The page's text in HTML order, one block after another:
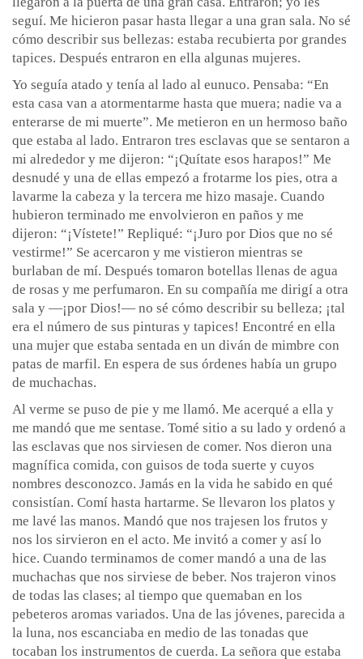
seguí. Me hicieron pasar hasta llegar a una gran sala. No sé
cómo describir sus bellezas: estaba recubierta por grandes
tapices. Después entraron en ella algunas mujeres.
Yo seguía atado y tenía al lado al eunuco. Pensaba: “En
esta casa van a atormentarme hasta que muera; nadie va a
enterarse de mi muerte”. Me metieron en un hermoso baño
que estaba al lado. Entraron tres esclavas que se sentaron a
mi alrededor y me dijeron: “¡Quítate esos harapos!” Me
desnudé y una de ellas empezó a frotarme los pies, otra a
lavarme la cabeza y la tercera me hizo masaje. Cuando
hubieron terminado me envolvieron en paños y me
dijeron: “¡Vístete!” Repliqué: “¡Juro por Dios que no sé
vestirme!” Se acercaron y me vistieron mientras se
burlaban de mí. Después tomaron botellas llenas de agua
de rosas y me perfumaron. En su compañía me dirigí a otra
sala y —¡por Dios!— no sé cómo describir su belleza; ¡tal
era el número de sus pinturas y tapices! Encontré en ella
una mujer que estaba sentada en un diván de mimbre con
patas de marfil. En espera de sus órdenes había un grupo
de muchachas.
Al verme se puso de pie y me llamó. Me acerqué a ella y
me mandó que me sentase. Tomé sitio a su lado y ordenó a
las esclavas que nos sirviesen de comer. Nos dieron una
magnífica comida, con guisos de toda suerte y cuyos
nombres desconozco. Jamás en la vida he sabido en qué
consistían. Comí hasta hartarme. Se llevaron los platos y
me lavé las manos. Mandó que nos trajesen los frutos y
nos los sirvieron en el acto. Me invitó a comer y así lo
hice. Cuando terminamos de comer mandó a una de las
muchachas que nos sirviese de beber. Nos trajeron vinos
de todas las clases; al tiempo que quemaban en los
pebeteros aromas variados. Una de las jóvenes, parecida a
la luna, nos escanciaba en medio de las tonadas que
tocaban los instrumentos de cuerda. La señora que estaba